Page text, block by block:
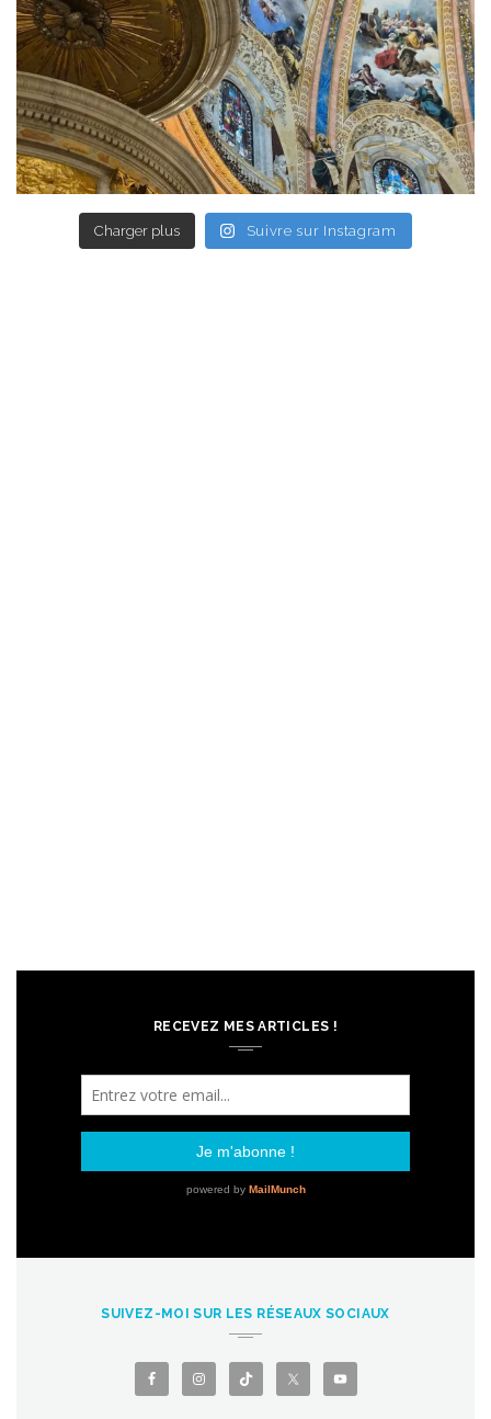
Charger plus Suivre sur Instagram
RECEVEZ MES ARTICLES !
SUIVEZ-MOI SUR LES RÉSEAUX SOCIAUX